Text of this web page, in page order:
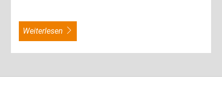
weiterlesen